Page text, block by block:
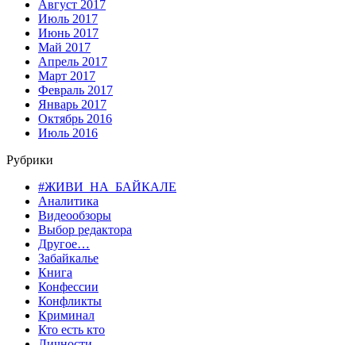
Август 2017
Июль 2017
Июнь 2017
Май 2017
Апрель 2017
Март 2017
Февраль 2017
Январь 2017
Октябрь 2016
Июль 2016
Рубрики
#ЖИВИ_НА_БАЙКАЛЕ
Аналитика
Видеообзоры
Выбор редактора
Другое…
Забайкалье
Книга
Конфессии
Конфликты
Криминал
Кто есть кто